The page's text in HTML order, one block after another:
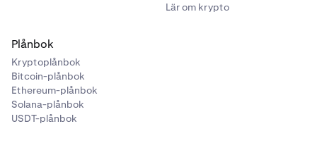
Lär om krypto
Plånbok
Kryptoplånbok
Bitcoin-plånbok
Ethereum-plånbok
Solana-plånbok
USDT-plånbok